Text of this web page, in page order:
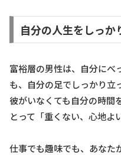
自分の人生をしっか
富裕層の男性は、自分にべ
も、自分の足でしっかり立
彼がいなくても自分の時間
とって「重くない、心地よ
仕事でも趣味でも、あなた